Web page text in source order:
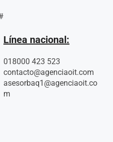
Línea nacional:
018000 423 523
contacto@agenciaoit.com
asesorbaq1@agenciaoit.co
m